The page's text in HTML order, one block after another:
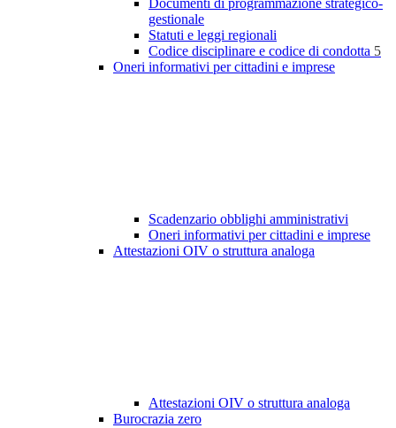
Documenti di programmazione strategico-
gestionale
Statuti e leggi regionali
Codice disciplinare e codice di condotta 5
Oneri informativi per cittadini e imprese
Scadenzario obblighi amministrativi
Oneri informativi per cittadini e imprese
Attestazioni OIV o struttura analoga
Attestazioni OIV o struttura analoga
Burocrazia zero